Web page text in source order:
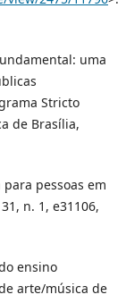
uma
Stricto
de Brasília,
para pessoas em
n. 1, e31106,
ensino
arte/música de